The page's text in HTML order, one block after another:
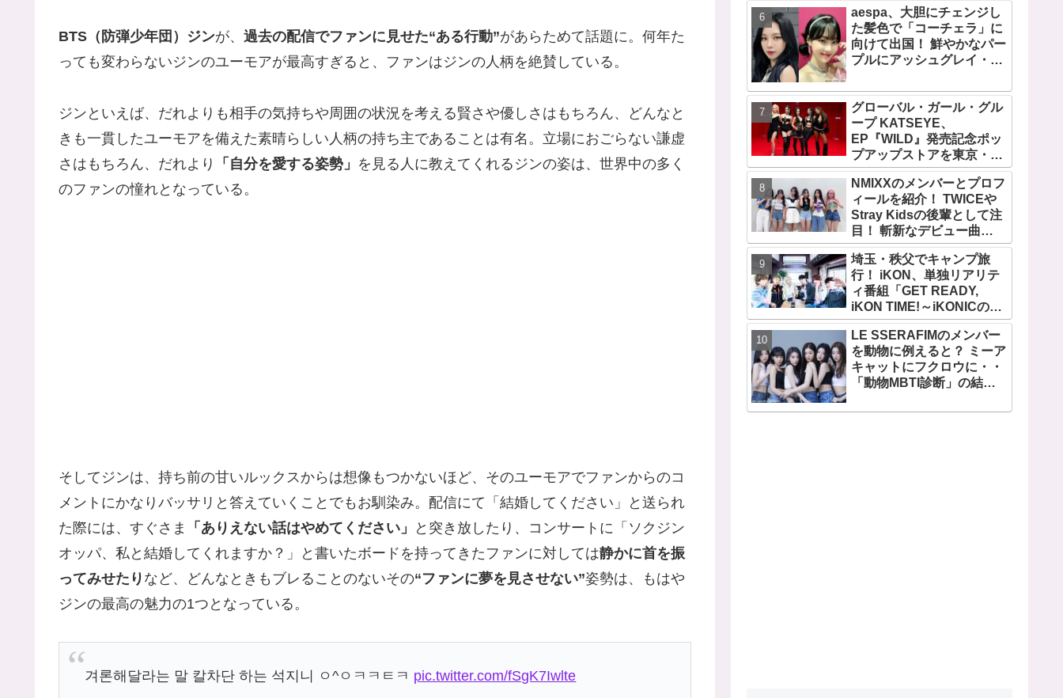
BTS（防弾少年団）ジンが、 過去の配信でファンに見せた“ある行動”があらためて話題に。何年た
っても変わらないジンのユーモアが最高すぎると、ファンはジンの人柄を絶賛している。
ジンといえば、だれよりも相手の気持ちや周囲の状況を考える賢さや優しさはもちろん、どんなと
きも一貫したユーモアを備えた素晴らしい人柄の持ち主であることは有名。立場におごらない謙虚
さはもちろん、だれより
「自分を愛する姿勢」 を見る人に教えてくれるジンの姿は、世界中の多く
のファンの憧れとなっている。
そしてジンは、持ち前の甘いルックスからは想像もつかないほど、そのユーモアでファンからのコ
メントにかなりバッサリと答えていくことでもお馴染み。配信にて「結婚してください」と送られ
た際には、すぐさま
「ありえない話はやめてください」
と突き放したり、コンサートに「ソクジン
オッパ、私と結婚してくれますか？」と書いたボードを持ってきたファンに対しては静かに首を振
ってみせたり など、どんなときもブレることのないその“ファンに夢を見させない”姿勢は、もはや
ジンの最高の魅力の1つとなっている。
겨론해달라는 말 칼차단 하는 석지니 ㅇ^ㅇㅋㅋㅌㅋ pic.twitter.com/fSgK7Iwlte
aespa、大胆にチェンジし
た髪色で「コーチェラ」に
向けて出国！ 鮮やかなパー
プルにアッシュグレイ・・
ターと完全一致のその姿に
悶絶
グローバル・ガール・グル
ープ KATSEYE、
EP『WILD』発売記念ポッ
プアップストアを東京・原
宿で開催 限定グッズも登
場
NMIXXのメンバーとプロフ
ィールを紹介！ TWICEや
Stray Kidsの後輩として注
目！ 斬新なデビュー曲
「O.O」は世界中で話題
に！ 第４世代を代表する美
女ソリュンをはじめ、全員
ビジュアルメンバーといわ
れるその魅力をチェック
埼玉・秩父でキャンプ旅
行！ iKON、単独リアリテ
ィ番組「GET READY,
iKON TIME!～iKONICのた
めなら～ 」が、７月７日か
らMnetで放送・配信スター
ト
LE SSERAFIMのメンバー
を動物に例えると？ ミーア
キャットにフクロウに・・
「動物MBTI診断」の結果